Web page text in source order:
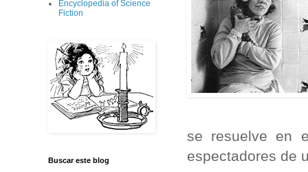
se resuelve en
espectadores de
Encyclopedia of Science
Fiction
Buscar este blog